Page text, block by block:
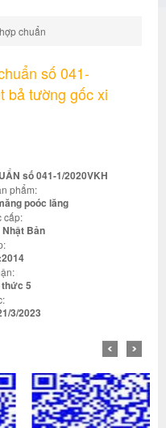
chuẩn
số 041-
bả tường gốc xi
số 041-1/2020VKH
phẩm:
poóc lăng
cấp:
Bản
5
3/2023